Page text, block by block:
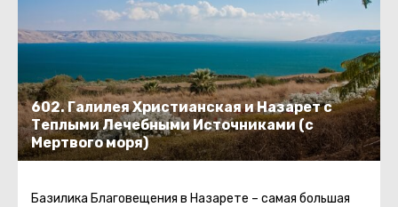
602. Галилея Христианская и Назарет с
Теплыми Лечебными Источниками (с
Мертвого моря)
Базилика Благовещения в Назарете – самая большая